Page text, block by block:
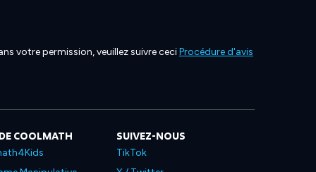
votre permission, veuillez suivre ceciProcédure d'avis
COOLMATH SUIVEZ-NOUS
TikTok